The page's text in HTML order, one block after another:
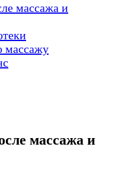
массажа и
массажу
массажа и